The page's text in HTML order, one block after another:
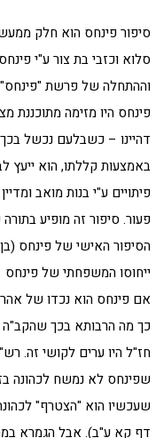
סיפור פינחס הוא חלק
סלוא וכזבי בת צור ע"י
וההתחלה של פרשת
פינחס היו מזימה
דהיינו – כשבלעם נכשל
באמצעות קללתו, הוא
פיתויים ע"י בנות מואב
פעור. סיפור זה מופיע בתורה
הסיפור האישי של פינחס
ייחוסו המשפחתי של פינחס
אם פינחס הוא נכדו של
כך מה הרבותא בכך שהקב"ה
חז"ל היו ערים לקושי זה.
שפינחס לא נמשח לכהונה
שעכשיו הוא "הצטרף"
דף קא ע"ב). אבל הגמרא